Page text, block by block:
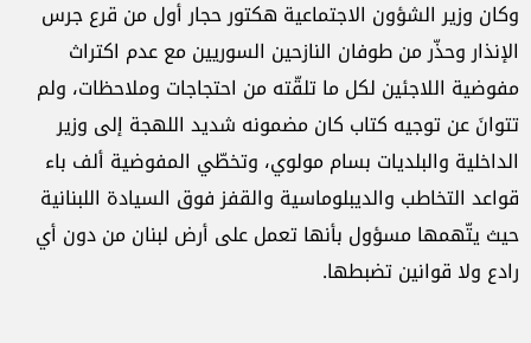
وكان وزير الشؤون الاجتماعية هكتور حجار أول من قرع جرس
الإنذار وحذّر من طوفان النازحين السوريين مع عدم اكتراث
مفوضية اللاجئين لكل ما تلقّته من احتجاجات وملاحظات، ولم
تتوانَ عن توجيه كتاب كان مضمونه شديد اللهجة إلى وزير
الداخلية والبلديات بسام مولوي، وتخطّي المفوضية ألف باء
قواعد التخاطب والديبلوماسية والقفز فوق السيادة اللبنانية
حيث يتّهمها مسؤول بأنها تعمل على أرض لبنان من دون أي
رادع ولا قوانين تضبطها.